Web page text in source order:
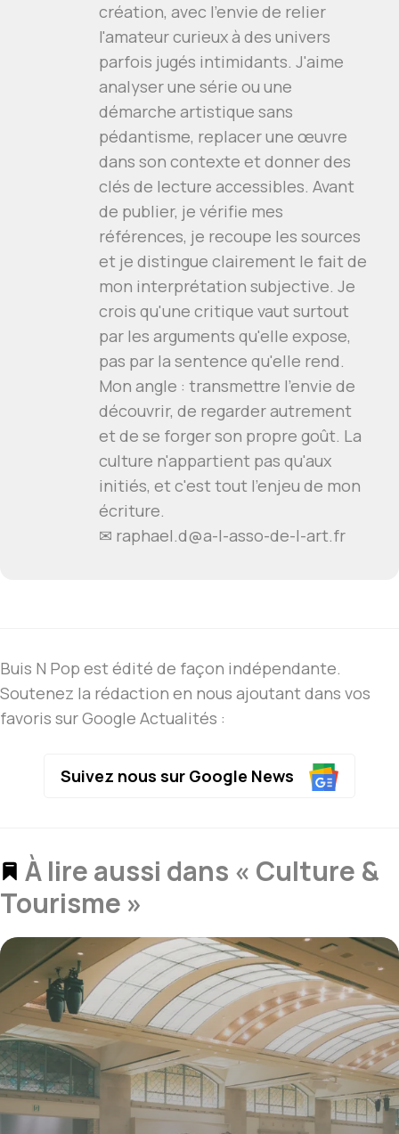
création, avec l'envie de relier
l'amateur curieux à des univers
parfois jugés intimidants. J'aime
analyser une série ou une
démarche artistique sans
pédantisme, replacer une œuvre
dans son contexte et donner des
clés de lecture accessibles. Avant
de publier, je vérifie mes
références, je recoupe les sources
et je distingue clairement le fait de
mon interprétation subjective. Je
crois qu'une critique vaut surtout
par les arguments qu'elle expose,
pas par la sentence qu'elle rend.
Mon angle : transmettre l'envie de
découvrir, de regarder autrement
et de se forger son propre goût. La
culture n'appartient pas qu'aux
initiés, et c'est tout l'enjeu de mon
écriture.
✉ raphael.d@a-l-asso-de-l-art.fr
Buis N Pop est édité de façon indépendante.
Soutenez la rédaction en nous ajoutant dans vos
favoris sur Google Actualités :
Suivez nous sur Google News
À lire aussi dans « Culture &
Tourisme »